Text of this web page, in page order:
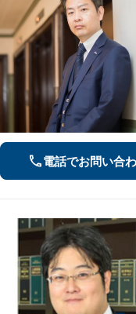
電話でお問い合